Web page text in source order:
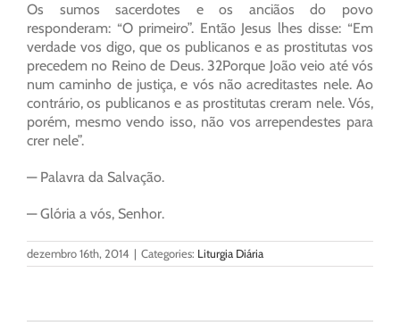
Os sumos sacerdotes e os anciãos do povo
responderam: “O primeiro”. Então Jesus lhes disse: “Em
verdade vos digo, que os publicanos e as prostitutas vos
precedem no Reino de Deus. 32Porque João veio até vós
num caminho de justiça, e vós não acreditastes nele. Ao
contrário, os publicanos e as prostitutas creram nele. Vós,
porém, mesmo vendo isso, não vos arrependestes para
crer nele”.
— Palavra da Salvação.
— Glória a vós, Senhor.
dezembro 16th, 2014 | Categories: Liturgia Diária